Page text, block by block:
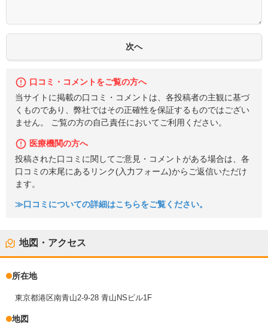
口コミ・コメントをご覧の方へ
当サイトに掲載の口コミ・コメントは、各投稿者の主観に基づ
くものであり、弊社ではその正確性を保証するものではござい
ません。 ご覧の方の自己責任においてご利用ください。
医療機関の方へ
投稿された口コミに関してご意見・コメントがある場合は、各
口コミの末尾にあるリンク(入力フォーム)からご返信いただけ
ます。
≫口コミについての詳細はこちらをご覧ください。
地図・アクセス
所在地
東京都港区南青山2-9-28 青山NSビル1F
地図